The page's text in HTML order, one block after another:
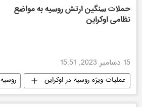
حملات سنگین ارتش روسیه به مواضع
نظامی اوکراین
15 دسامبر 2023, 15:51
عملیات ویژه روسیه در اوکراین
روسیه
اوضاع اوکراین